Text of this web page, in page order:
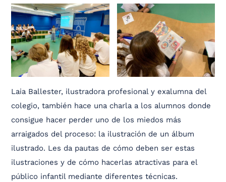
Laia Ballester, ilustradora profesional y exalumna del
colegio, también hace una charla a los alumnos donde
consigue hacer perder uno de los miedos más
arraigados del proceso: la ilustración de un álbum
ilustrado. Les da pautas de cómo deben ser estas
ilustraciones y de cómo hacerlas atractivas para el
público infantil mediante diferentes técnicas.